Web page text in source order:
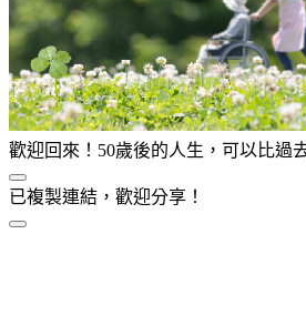
歡迎回來！50歲後的人生，可以比過
已複製連結，歡迎分享！